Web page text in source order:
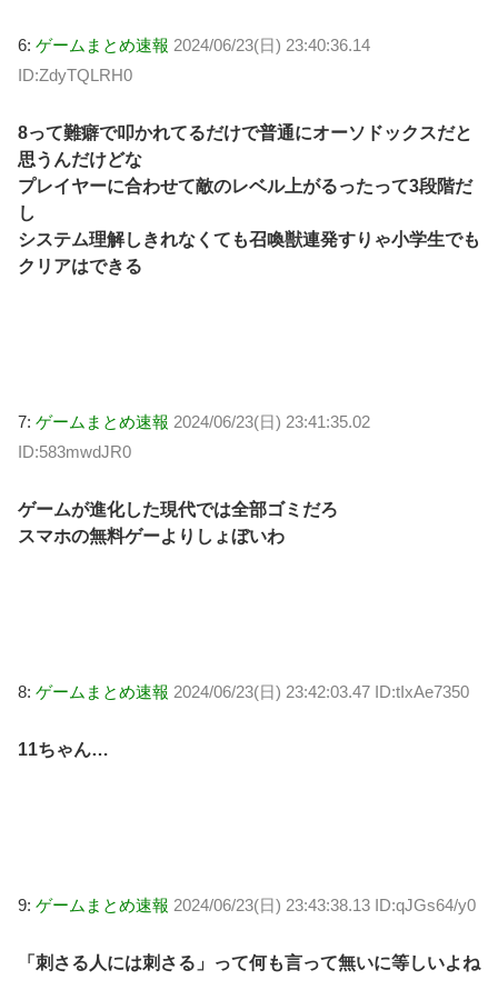
6: ゲームまとめ速報 2024/06/23(日) 23:40:36.14
ID:ZdyTQLRH0
8って難癖で叩かれてるだけで普通にオーソドックスだと
思うんだけどな
プレイヤーに合わせて敵のレベル上がるったって3段階だ
し
システム理解しきれなくても召喚獣連発すりゃ小学生でも
クリアはできる
7: ゲームまとめ速報 2024/06/23(日) 23:41:35.02
ID:583mwdJR0
ゲームが進化した現代では全部ゴミだろ
スマホの無料ゲーよりしょぼいわ
8: ゲームまとめ速報 2024/06/23(日) 23:42:03.47 ID:tIxAe7350
11ちゃん…
9: ゲームまとめ速報 2024/06/23(日) 23:43:38.13 ID:qJGs64/y0
「刺さる人には刺さる」って何も言って無いに等しいよね